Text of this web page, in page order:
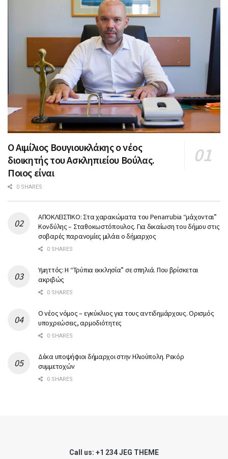
Ο Αιμίλιος Βουγιουκλάκης ο νέος
διοικητής του Ασκληπιείου Βούλας.
Ποιος είναι
0 SHARES
ΑΠΟΚΛΕΙΣΤΙΚΟ: Στα χαρακώματα του Penarrubia “μάχονται”
Κονδύλης – Σταθοκωστόπουλος. Για δικαίωση του δήμου στις
σοβαρές παρανομίες μιλάει ο δήμαρχος
0 SHARES
Υμηττός: Η “Τρύπια εκκλησία” σε σπηλιά. Που βρίσκεται
ακριβώς
0 SHARES
Ο νέος νόμος – εγκύκλιος για τους αντιδημάρχους. Ορισμός
υποχρεώσεις, αρμοδιότητες
0 SHARES
Δέκα υποψήφιοι δήμαρχοι στην Ηλιούπολη. Ρεκόρ
συμμετοχών
0 SHARES
Call us: +1 234 JEG THEME